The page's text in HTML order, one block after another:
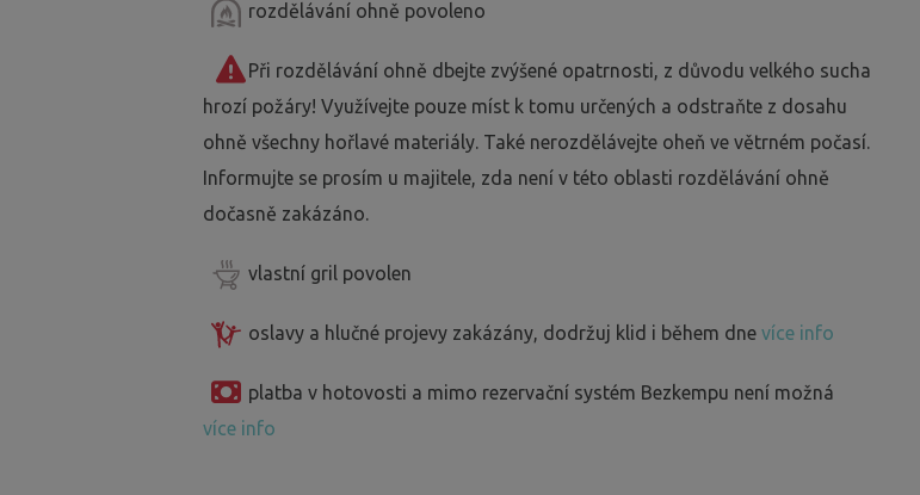
rozdělávání ohně povoleno
Při rozdělávání ohně dbejte zvýšené opatrnosti, z důvodu velkého sucha
hrozí požáry! Využívejte pouze míst k tomu určených a odstraňte z dosahu
ohně všechny hořlavé materiály. Také nerozdělávejte oheň ve větrném počasí.
Informujte se prosím u majitele, zda není v této oblasti rozdělávání ohně
dočasně zakázáno.
vlastní gril povolen
oslavy a hlučné projevy zakázány, dodržuj klid i během dne více info
platba v hotovosti a mimo rezervační systém Bezkempu není možná
více info